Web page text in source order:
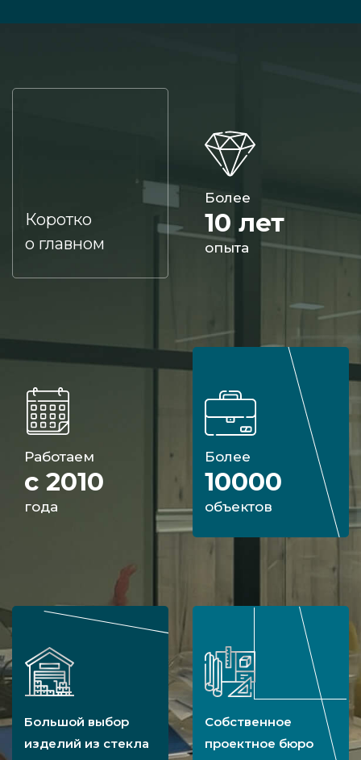
Коротко
о главном
Более
10 лет
опыта
Работаем
с 2010
года
Более
10000
объектов
Большой выбор
изделий из стекла
Собственное
проектное бюро